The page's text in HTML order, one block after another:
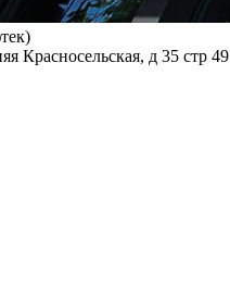
Красносельская, д 35 стр 49